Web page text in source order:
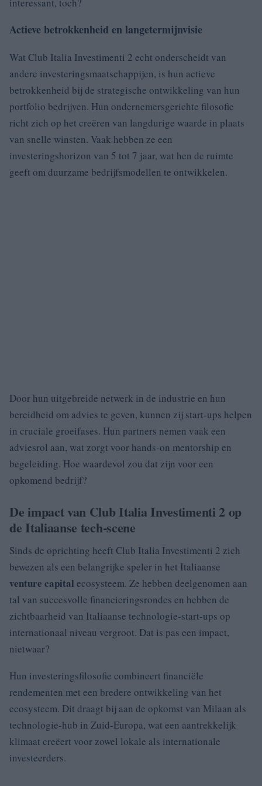
Actieve betrokkenheid en langetermijnvisie
Wat Club Italia Investimenti 2 echt onderscheidt van
andere investeringsmaatschappijen, is hun actieve
betrokkenheid bij de strategische ontwikkeling van hun
portfolio bedrijven. Hun ondernemersgerichte filosofie
richt zich op het creëren van langdurige waarde in plaats
van snelle winsten. Vaak hebben ze een
investeringshorizon van 5 tot 7 jaar, wat hen de ruimte
geeft om duurzame bedrijfsmodellen te ontwikkelen.
Door hun uitgebreide netwerk in de industrie en hun
bereidheid om advies te geven, kunnen zij start-ups helpen
in cruciale groeifases. Hun partners nemen vaak een
adviesrol aan, wat zorgt voor hands-on mentorship en
begeleiding. Hoe waardevol zou dat zijn voor een
opkomend bedrijf?
De impact van Club Italia Investimenti 2 op
de Italiaanse tech-scene
Sinds de oprichting heeft Club Italia Investimenti 2 zich
bewezen als een belangrijke speler in het Italiaanse
venture capital ecosysteem. Ze hebben deelgenomen aan
tal van succesvolle financieringsrondes en hebben de
zichtbaarheid van Italiaanse technologie-start-ups op
internationaal niveau vergroot. Dat is pas een impact,
nietwaar?
Hun investeringsfilosofie combineert financiële
rendementen met een bredere ontwikkeling van het
ecosysteem. Dit draagt bij aan de opkomst van Milaan als
technologie-hub in Zuid-Europa, wat een aantrekkelijk
klimaat creëert voor zowel lokale als internationale
investeerders.